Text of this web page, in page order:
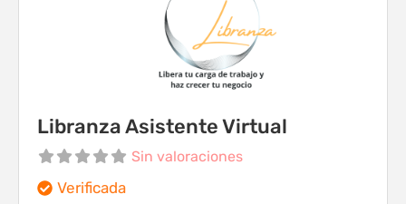
Libranza Asistente Virtual
Sin valoraciones
Verificada